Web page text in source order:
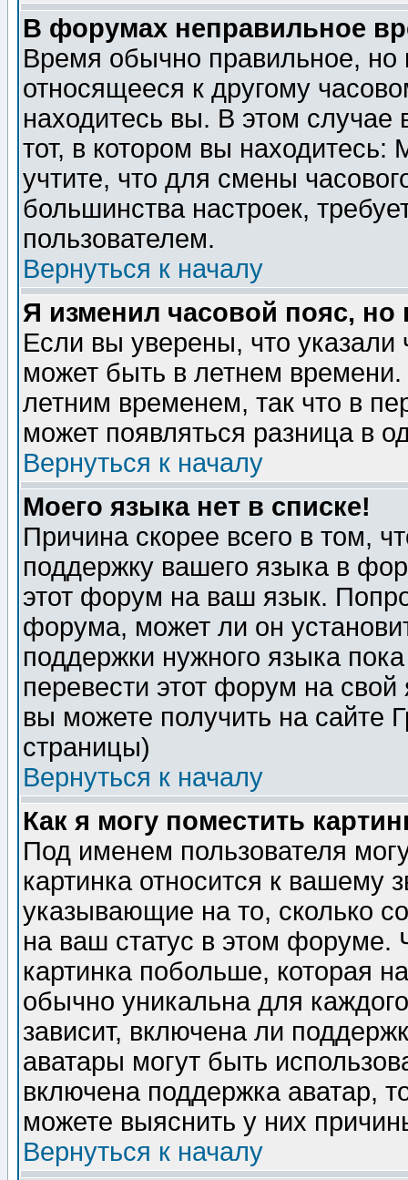
В форумах неправильное
Время обычно правильное,
относящееся к другому
находитесь вы. В этом
тот, в котором вы
учтите, что для смены
большинства настроек,
пользователем.
Вернуться к началу
Я изменил часовой пояс,
Если вы уверены, что указали
может быть в летнем
летним временем, так что в
может появляться разница в
Вернуться к началу
Моего языка нет в списке!
Причина скорее всего в том,
поддержку вашего языка в
этот форум на ваш язык.
форума, может ли он
поддержки нужного языка
перевести этот форум на
вы можете получить на сайте
страницы)
Вернуться к началу
Как я могу поместить
Под именем пользователя
картинка относится к вашему
указывающие на то, сколько
на ваш статус в этом форуме.
картинка побольше, которая
обычно уникальна для
зависит, включена ли
аватары могут быть
включена поддержка аватар,
можете выяснить у них
Вернуться к началу